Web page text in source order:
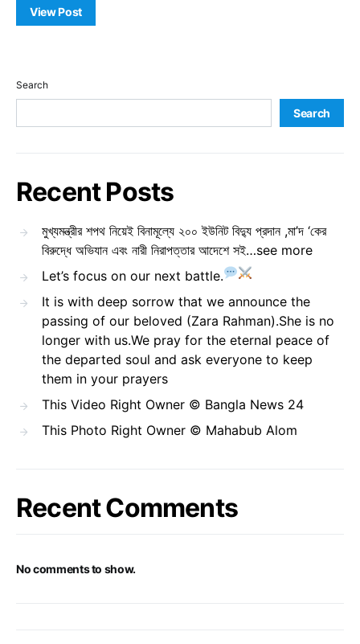
View Post
Search
Search
Recent Posts
মুখ্যমন্ত্রীর শপথ নিয়েই বিনামূল্যে ২০০ ইউনিট বিদ্যু প্রদান ,মা’দ ‘কের
বিরুদ্ধে অভিযান এবং নারী নিরাপত্তার আদেশে সই…see more
Let’s focus on our next battle.
It is with deep sorrow that we announce the
passing of our beloved (Zara Rahman).She is no
longer with us.We pray for the eternal peace of
the departed soul and ask everyone to keep
them in your prayers
This Video Right Owner © Bangla News 24
This Photo Right Owner © Mahabub Alom
Recent Comments
No comments to show.